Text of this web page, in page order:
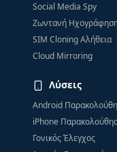
Social Media Spy
Ζωντανή
SIM Cloning Αλήθεια
Cloud Mirroring
Λύσεις
Android
iPhone
Γονικός Έλεγχος